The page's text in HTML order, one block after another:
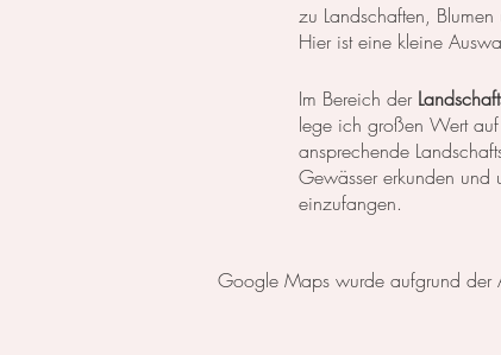
zu Landschaften,
Hier ist eine kleine
Im Bereich der
lege ich großen Wert
ansprechende
Gewässer erkunden und
einzufangen.
erlernen die
Google Maps wurde aufgrund der